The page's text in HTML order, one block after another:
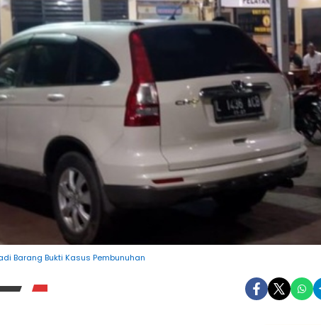
Barang Bukti Kasus Pembunuhan